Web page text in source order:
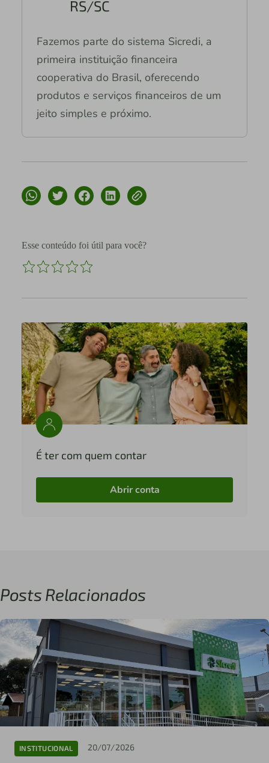
RS/SC
Fazemos parte do sistema Sicredi, a
primeira instituição financeira
cooperativa do Brasil, oferecendo
produtos e serviços financeiros de um
jeito simples e próximo.
Esse conteúdo foi útil para você?
É ter com quem contar
Abrir conta
Posts Relacionados
INSTITUCIONAL 20/07/2026